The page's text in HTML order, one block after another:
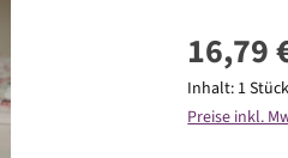
16,79
Inhalt: 1 Stück
Preise inkl.